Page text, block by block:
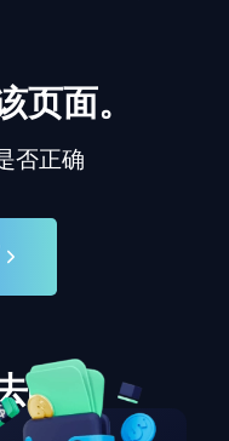
页面。
否正确
哪里